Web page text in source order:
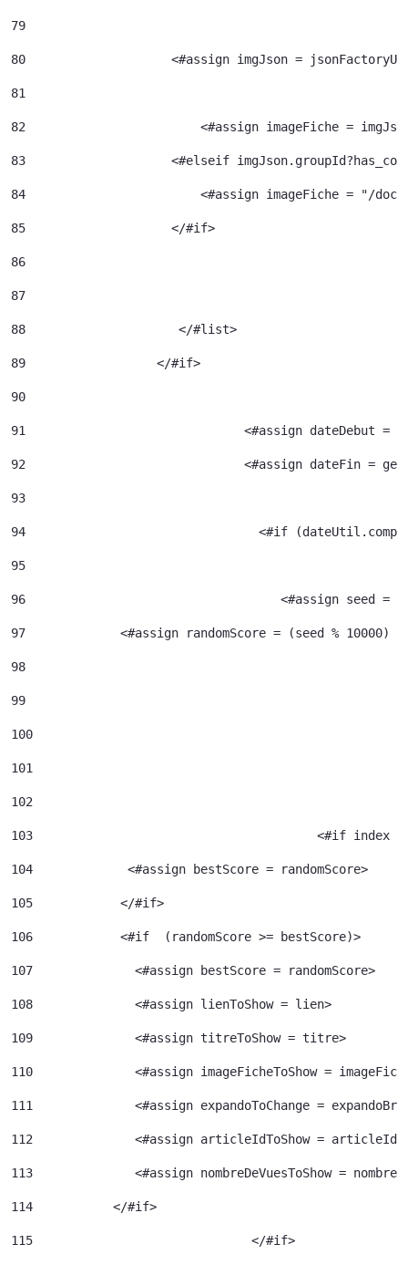
79
80
<#assign imgJson =
81
82
<#assign imageFiche =
83
<#elseif
84
<#assign
85
                    </#if>
86
87
88
		       </#list>
89
		    </#if>
90
91
<#assign dateDebut
92
<#assign dateFin =
93
94
95
96
<#assign seed
97
<#assign randomScore = (seed % 10000)
98
99
100
101
102
103
<#if index
104
             <#assign bestScore = randomScore>
105
            </#if>
106
            <#if  (randomScore >= bestScore)>
107
              <#assign bestScore = randomScore>
108
              <#assign lienToShow = lien>
109
              <#assign titreToShow = titre>
110
<#assign imageFicheToShow =
111
<#assign expandoToChange =
112
<#assign articleIdToShow =
113
<#assign nombreDeVuesToShow =
114
           </#if>
115
				 </#if>